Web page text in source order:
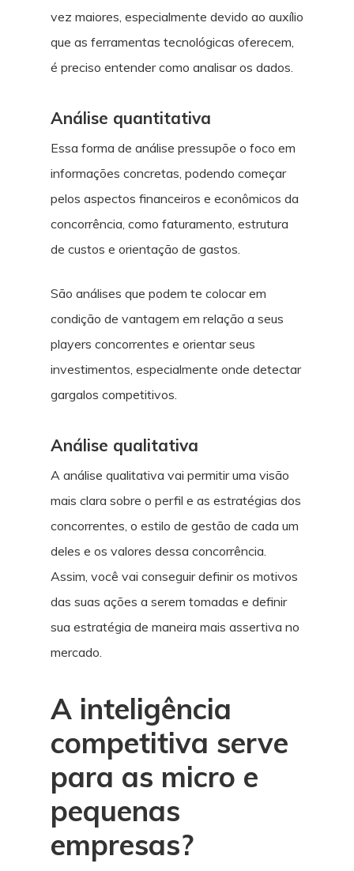
vez maiores, especialmente devido ao auxílio
que as ferramentas tecnológicas oferecem,
é preciso entender como analisar os dados.
Análise quantitativa
Essa forma de análise pressupõe o foco em
informações concretas, podendo começar
pelos aspectos financeiros e econômicos da
concorrência, como faturamento, estrutura
de custos e orientação de gastos.
São análises que podem te colocar em
condição de vantagem em relação a seus
players concorrentes e orientar seus
investimentos, especialmente onde detectar
gargalos competitivos.
Análise qualitativa
A análise qualitativa vai permitir uma visão
mais clara sobre o perfil e as estratégias dos
concorrentes, o estilo de gestão de cada um
deles e os valores dessa concorrência.
Assim, você vai conseguir definir os motivos
das suas ações a serem tomadas e definir
sua estratégia de maneira mais assertiva no
mercado.
A inteligência
competitiva serve
para as micro e
pequenas
empresas?